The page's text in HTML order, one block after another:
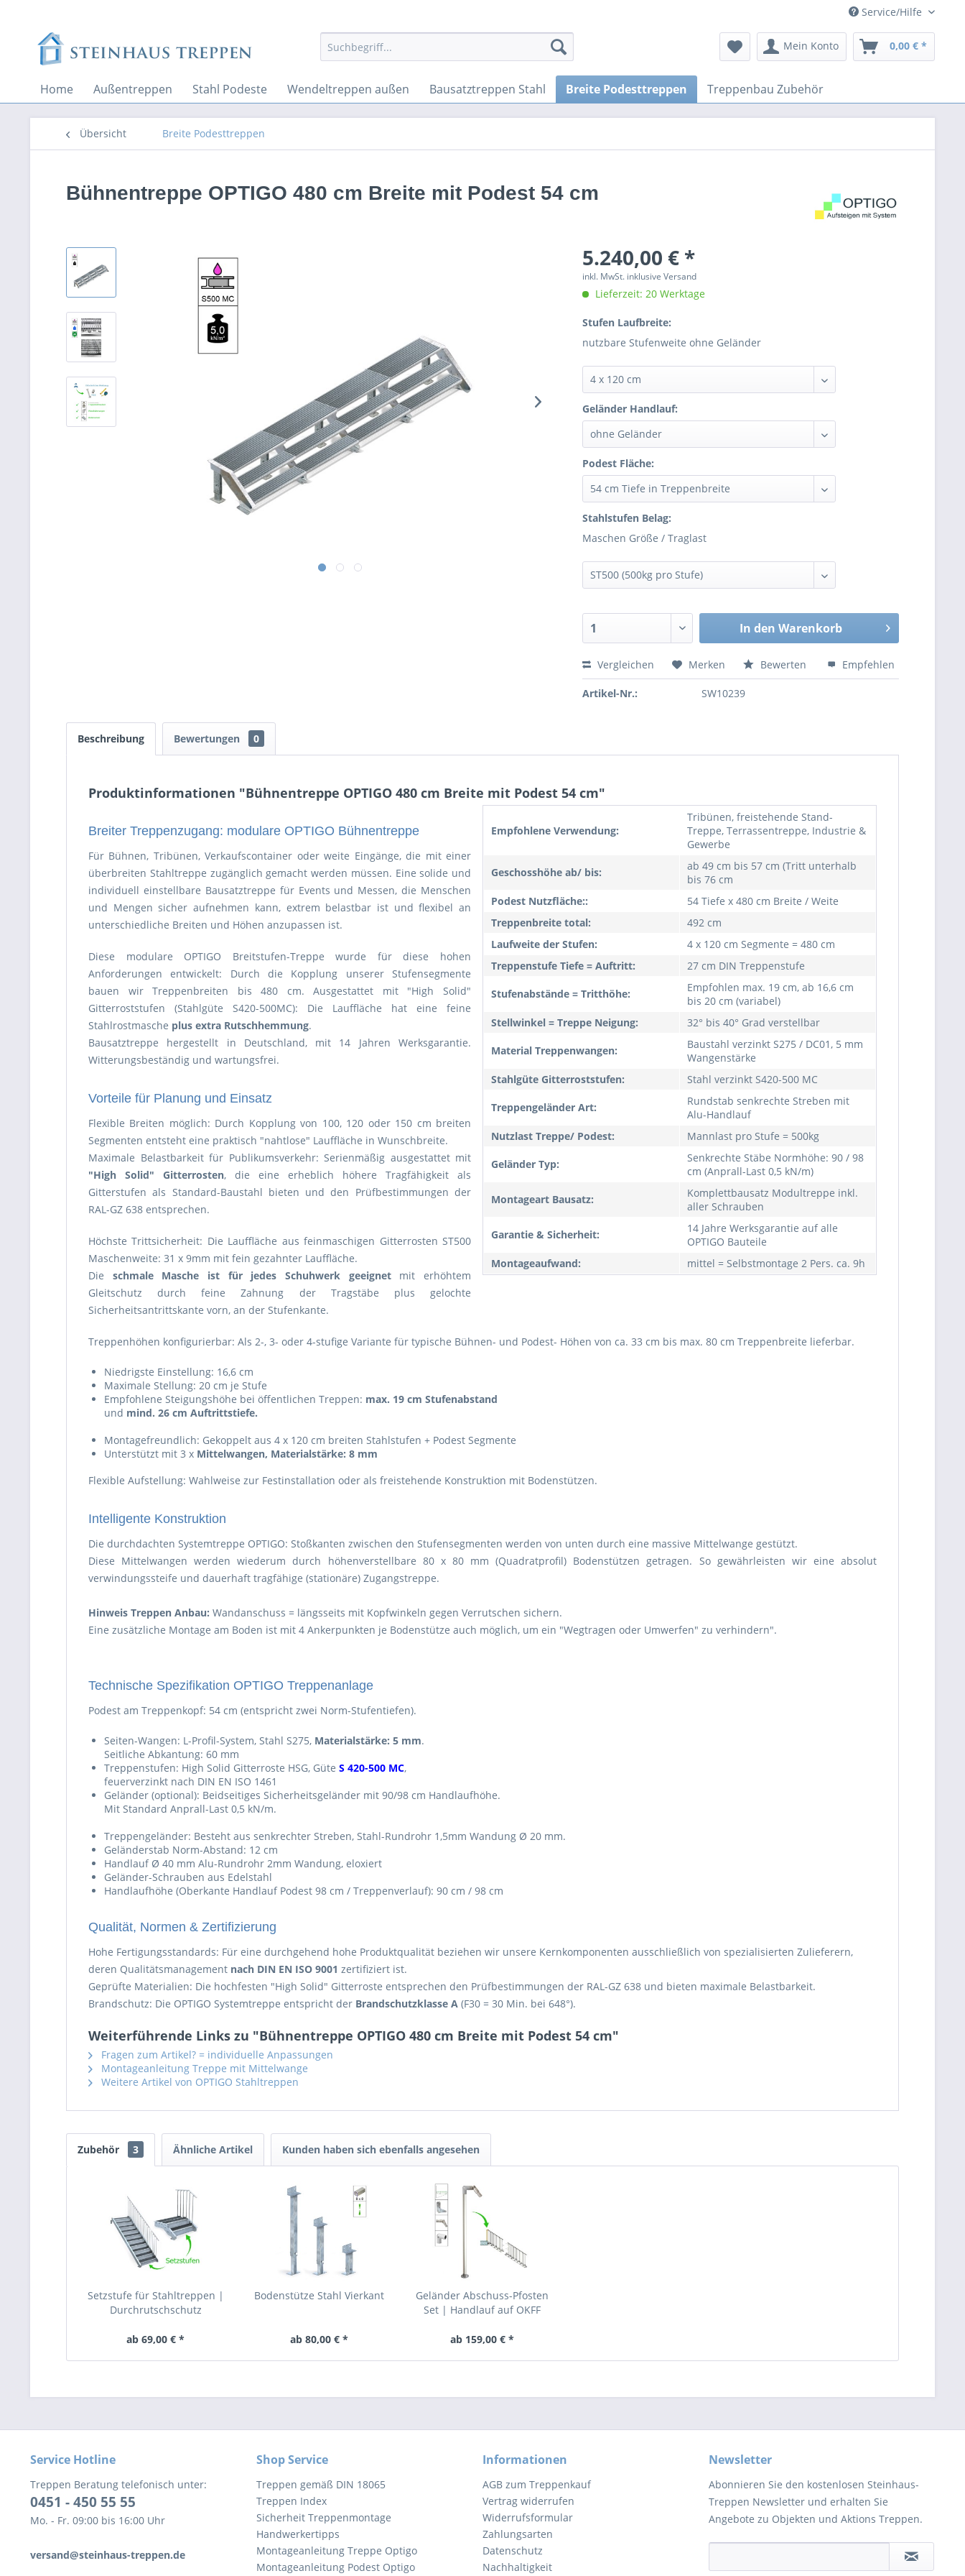
Service/Hilfe
Mein Konto 0,00 € *
Home Außentreppen Stahl Podeste Wendeltreppen außen Bausatztreppen Stahl Breite Podesttreppen Treppenbau Zubehör
Übersicht Breite Podesttreppen
Bühnentreppe OPTIGO 480 cm Breite mit Podest 54 cm
5.240,00 € *
inkl. MwSt. inklusive Versand
Lieferzeit: 20 Werktage
Stufen Laufbreite:
nutzbare Stufenweite ohne Geländer
Geländer Handlauf:
Podest Fläche:
Stahlstufen Belag:
Maschen Größe / Traglast
In den Warenkorb
Vergleichen Merken Bewerten Empfehlen
Artikel-Nr.: SW10239
Beschreibung Bewertungen 0
Produktinformationen "Bühnentreppe OPTIGO 480 cm Breite mit Podest 54 cm"
Empfohlene Verwendung:
Tribünen, freistehende Stand-
Treppe, Terrassentreppe, Industrie &
Gewerbe
Geschosshöhe ab/ bis:
ab 49 cm bis 57 cm (Tritt unterhalb
bis 76 cm
Podest Nutzfläche::
54 Tiefe x 480 cm Breite / Weite
Treppenbreite total:
492 cm
Laufweite der Stufen:
4 x 120 cm Segmente = 480 cm
Treppenstufe Tiefe = Auftritt:
27 cm DIN Treppenstufe
Stufenabstände = Tritthöhe:
Empfohlen max. 19 cm, ab 16,6 cm
bis 20 cm (variabel)
Stellwinkel = Treppe Neigung:
32° bis 40° Grad verstellbar
Material Treppenwangen:
Baustahl verzinkt S275 / DC01, 5 mm
Wangenstärke
Stahlgüte Gitterroststufen:
Stahl verzinkt S420-500 MC
Treppengeländer Art:
Rundstab senkrechte Streben mit
Alu-Handlauf
Nutzlast Treppe/ Podest:
Mannlast pro Stufe = 500kg
Geländer Typ:
Senkrechte Stäbe Normhöhe: 90 / 98
cm (Anprall-Last 0,5 kN/m)
Montageart Bausatz:
Komplettbausatz Modultreppe inkl.
aller Schrauben
Garantie & Sicherheit:
14 Jahre Werksgarantie auf alle
OPTIGO Bauteile
Montageaufwand:
mittel = Selbstmontage 2 Pers. ca. 9h
Breiter Treppenzugang: modulare OPTIGO Bühnentreppe
Für Bühnen, Tribünen, Verkaufscontainer oder weite Eingänge, die mit einer
überbreiten Stahltreppe zugänglich gemacht werden müssen. Eine solide und
individuell einstellbare Bausatztreppe für Events und Messen, die Menschen
und Mengen sicher aufnehmen kann, extrem belastbar ist und flexibel an
unterschiedliche Breiten und Höhen anzupassen ist.
Diese modulare OPTIGO Breitstufen-Treppe wurde für diese hohen
Anforderungen entwickelt: Durch die Kopplung unserer Stufensegmente
bauen wir Treppenbreiten bis 480 cm. Ausgestattet mit "High Solid"
Gitterroststufen (Stahlgüte S420-500MC): Die Lauffläche hat eine feine
Stahlrostmasche plus extra Rutschhemmung.
Bausatztreppe hergestellt in Deutschland, mit 14 Jahren Werksgarantie.
Witterungsbeständig und wartungsfrei.
Vorteile für Planung und Einsatz
Flexible Breiten möglich: Durch Kopplung von 100, 120 oder 150 cm breiten
Segmenten entsteht eine praktisch "nahtlose" Lauffläche in Wunschbreite.
Maximale Belastbarkeit für Publikumsverkehr: Serienmäßig ausgestattet mit
"High Solid" Gitterrosten, die eine erheblich höhere Tragfähigkeit als
Gitterstufen als Standard-Baustahl bieten und den Prüfbestimmungen der
RAL-GZ 638 entsprechen.
Höchste Trittsicherheit: Die Lauffläche aus feinmaschigen Gitterrosten ST500
Maschenweite: 31 x 9mm mit fein gezahnter Lauffläche.
Die schmale Masche ist für jedes Schuhwerk geeignetmit erhöhtem
Gleitschutz durch feine Zahnung der Tragstäbe plus gelochte
Sicherheitsantrittskante vorn, an der Stufenkante.
Treppenhöhen konfigurierbar: Als 2-, 3- oder 4-stufige Variante für typische Bühnen- und Podest- Höhen von ca. 33 cm bis max. 80 cm Treppenbreite lieferbar.
Niedrigste Einstellung: 16,6 cm
Maximale Stellung: 20 cm je Stufe
Empfohlene Steigungshöhe bei öffentlichen Treppen: max. 19 cm Stufenabstand
und mind. 26 cm Auftrittstiefe.
Montagefreundlich: Gekoppelt aus 4 x 120 cm breiten Stahlstufen + Podest Segmente
Unterstützt mit 3 x Mittelwangen, Materialstärke: 8 mm
Flexible Aufstellung: Wahlweise zur Festinstallation oder als freistehende Konstruktion mit Bodenstützen.
Intelligente Konstruktion
Die durchdachten Systemtreppe OPTIGO: Stoßkanten zwischen den Stufensegmenten werden von unten durch eine massive Mittelwange gestützt.
Diese Mittelwangen werden wiederum durch höhenverstellbare 80 x 80 mm (Quadratprofil) Bodenstützen getragen. So gewährleisten wir eine absolut
verwindungssteife und dauerhaft tragfähige (stationäre) Zugangstreppe.
Hinweis Treppen Anbau: Wandanschuss = längsseits mit Kopfwinkeln gegen Verrutschen sichern.
Eine zusätzliche Montage am Boden ist mit 4 Ankerpunkten je Bodenstütze auch möglich, um ein "Wegtragen oder Umwerfen" zu verhindern".
Technische Spezifikation OPTIGO Treppenanlage
Podest am Treppenkopf: 54 cm (entspricht zwei Norm-Stufentiefen).
Seiten-Wangen: L-Profil-System, Stahl S275, Materialstärke: 5 mm.
Seitliche Abkantung: 60 mm
Treppenstufen: High Solid Gitterroste HSG, Güte S 420-500 MC,
feuerverzinkt nach DIN EN ISO 1461
Geländer (optional): Beidseitiges Sicherheitsgeländer mit 90/98 cm Handlaufhöhe.
Mit Standard Anprall-Last 0,5 kN/m.
Treppengeländer: Besteht aus senkrechter Streben, Stahl-Rundrohr 1,5mm Wandung Ø 20 mm.
Geländerstab Norm-Abstand: 12 cm
Handlauf Ø 40 mm Alu-Rundrohr 2mm Wandung, eloxiert
Geländer-Schrauben aus Edelstahl
Handlaufhöhe (Oberkante Handlauf Podest 98 cm / Treppenverlauf): 90 cm / 98 cm
Qualität, Normen & Zertifizierung
Hohe Fertigungsstandards: Für eine durchgehend hohe Produktqualität beziehen wir unsere Kernkomponenten ausschließlich von spezialisierten Zulieferern,
deren Qualitätsmanagement nach DIN EN ISO 9001 zertifiziert ist.
Geprüfte Materialien: Die hochfesten "High Solid" Gitterroste entsprechen den Prüfbestimmungen der RAL-GZ 638 und bieten maximale Belastbarkeit.
Brandschutz: Die OPTIGO Systemtreppe entspricht der Brandschutzklasse A (F30 = 30 Min. bei 648°).
Weiterführende Links zu "Bühnentreppe OPTIGO 480 cm Breite mit Podest 54 cm"
Fragen zum Artikel? = individuelle Anpassungen
Montageanleitung Treppe mit Mittelwange
Weitere Artikel von OPTIGO Stahltreppen
Zubehör 3 Ähnliche Artikel Kunden haben sich ebenfalls angesehen
Setzstufe für Stahltreppen |
Durchrutschschutz
ab 69,00 € *
Bodenstütze Stahl Vierkant
ab 80,00 € *
Geländer Abschuss-Pfosten
Set | Handlauf auf OKFF
ab 159,00 € *
Service Hotline
Treppen Beratung telefonisch unter:
0451 - 450 55 55
Mo. - Fr. 09:00 bis 16:00 Uhr
versand@steinhaus-treppen.de
Shop Service
Treppen gemäß DIN 18065
Treppen Index
Sicherheit Treppenmontage
Handwerkertipps
Montageanleitung Treppe Optigo
Montageanleitung Podest Optigo
Informationen
AGB zum Treppenkauf
Vertrag widerrufen
Widerrufsformular
Zahlungsarten
Datenschutz
Nachhaltigkeit
Newsletter
Abonnieren Sie den kostenlosen Steinhaus-
Treppen Newsletter und erhalten Sie
Angebote zu Objekten und Aktions Treppen.